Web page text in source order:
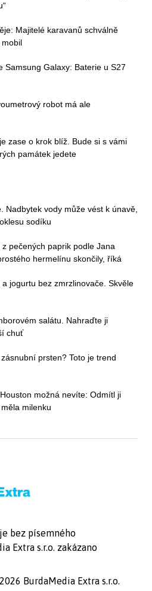
Majitelé karavanů schválně
Samsung Galaxy: Baterie u S27
robot má ale
zase o krok blíž. Bude si s vámi
památek jedete
Nadbytek vody může vést k únavě,
sodíku
pečených paprik podle Jana
hermelínu skončily, říká
jogurtu bez zmrzlinovače. Skvěle
salátu. Nahraďte ji
chuť
prsten? Toto je trend
možná nevíte: Odmítl ji
milenku
bez písemného
Extra s.r.o. zakázano
BurdaMedia Extra s.r.o.